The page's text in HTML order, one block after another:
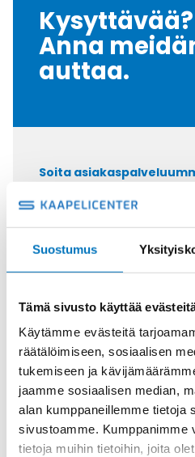
Suostumus
Tämä sivusto käyttää
Käytämme evästeitä
räätälöimiseen, sosiaalisen
tukemiseen ja
jaamme sosiaalisen median,
alan kumppaneillemme tietoja
sivustoamme. Kumppanimme
tietoja muihin tietoihin, joita
Kysyttävää?
Anna
auttaa.
Soita
Tai lähetä sähköpostia
myynti@kaapelicenter.fi
Saman kaapelin eri versiot
C-PUR UL/